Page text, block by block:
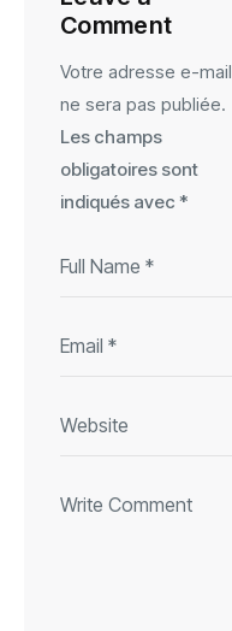
Comment
Votre adresse e-mail
ne sera pas publiée.
Les champs
obligatoires sont
indiqués avec *